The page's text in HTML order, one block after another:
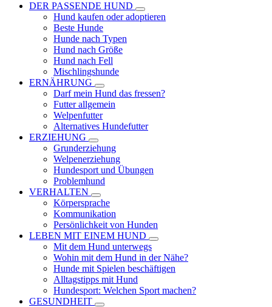
DER PASSENDE HUND
Hund kaufen oder adoptieren
Beste Hunde
Hunde nach Typen
Hund nach Größe
Hund nach Fell
Mischlingshunde
ERNÄHRUNG
Darf mein Hund das fressen?
Futter allgemein
Welpenfutter
Alternatives Hundefutter
ERZIEHUNG
Grunderziehung
Welpenerziehung
Hundesport und Übungen
Problemhund
VERHALTEN
Körpersprache
Kommunikation
Persönlichkeit von Hunden
LEBEN MIT EINEM HUND
Mit dem Hund unterwegs
Wohin mit dem Hund in der Nähe?
Hunde mit Spielen beschäftigen
Alltagstipps mit Hund
Hundesport: Welchen Sport machen?
GESUNDHEIT